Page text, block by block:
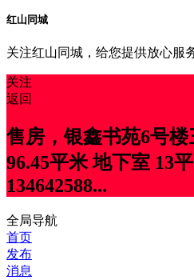
红山同城
关注红山同城，给您提供放心服
关注
返回
售房，银鑫书苑6号楼
96.45平米 地下室 13
134642588...
全局导航
首页
发布
消息